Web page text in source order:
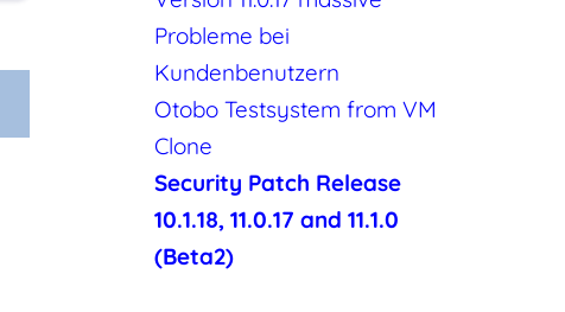
Probleme bei
Kundenbenutzern
Otobo Testsystem from VM
Clone
Security Patch Release
10.1.18, 11.0.17 and 11.1.0
(Beta2)